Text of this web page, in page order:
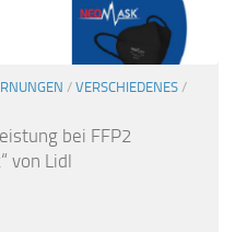
/ VERSCHIEDENES /
bei FFP2
von Lidl